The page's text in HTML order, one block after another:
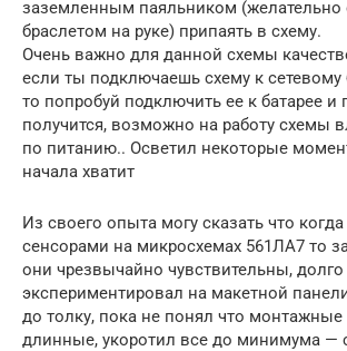
заземленным паяльником
браслетом на руке) припаять в схему.
Очень важно для данной схемы
если ты подключаешь схему к сетевому
то попробуй подключить ее к батарее и
получится, возможно на работу схемы
по питанию.. Осветил некоторые
начала хватит
Из своего опыта могу сказать что когда
сенсорами на микросхемах 561ЛА7 то
они чрезвычайно чувствительны, долго
экспериментировал на макетной
до толку, пока не понял что
длинные, укоротил все до минимума —